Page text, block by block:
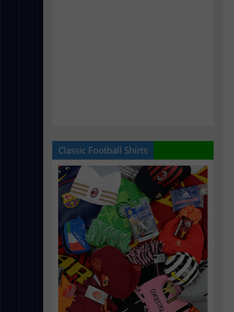
Classic Football Shirts